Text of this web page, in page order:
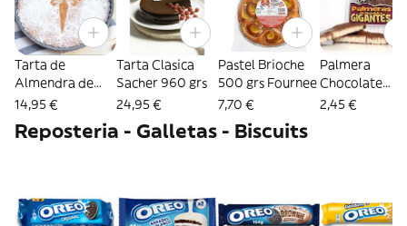
Tarta de
Almendra de
Santiago 700
14,95 €
Tarta Clasica
Sacher 960 grs
24,95 €
Pastel Brioche
500 grs Fournee
7,70 €
Palmera
Chocolate
Normal (Past.
2,45 €
Reposteria - Galletas - Biscuits